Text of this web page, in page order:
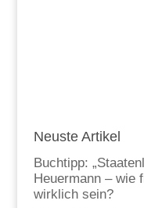
Neuste Artikel
Buchtipp:
Heuermann – wie
wirklich sein?